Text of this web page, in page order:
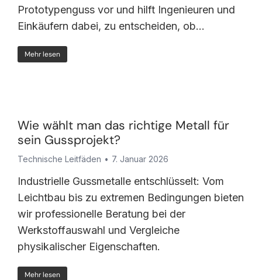
Prototypenguss vor und hilft Ingenieuren und
Einkäufern dabei, zu entscheiden, ob…
Mehr lesen
Wie wählt man das richtige Metall für
sein Gussprojekt?
Technische Leitfäden 7. Januar 2026
Industrielle Gussmetalle entschlüsselt: Vom
Leichtbau bis zu extremen Bedingungen bieten
wir professionelle Beratung bei der
Werkstoffauswahl und Vergleiche
physikalischer Eigenschaften.
Mehr lesen